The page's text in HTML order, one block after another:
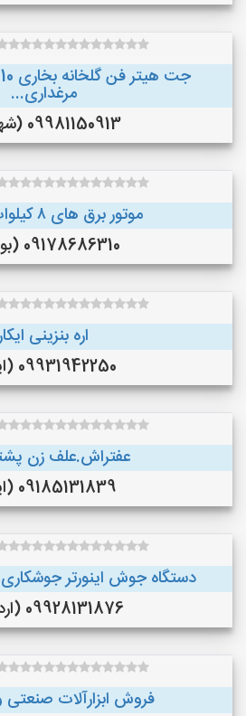
مرغداری...
09981150913 (شهرکرد)
موتور برق های ٨ کیلوات بنزینی
09178686310 (بوشهر)
اره بنزینی
09931942250 (ایلام)
عفتراش.علف زن
09185131839 (ایلام)
دستگاه جوش اینورتر جوشکاری
09928131876 (اردبیل )
فروش ابزارآلات